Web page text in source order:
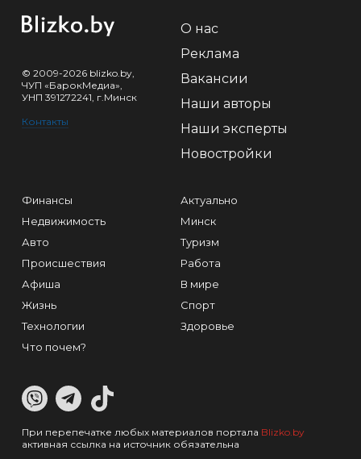
© 2009-2026 blizko.by,
ЧУП «БарокМедиа»,
УНП 391272241, г.Минск
Контакты
О нас
Реклама
Вакансии
Наши авторы
Наши эксперты
Новостройки
Финансы
Недвижимость
Авто
Происшествия
Афиша
Жизнь
Технологии
Что почем?
Актуально
Минск
Туризм
Работа
В мире
Спорт
Здоровье
При перепечатке любых материалов портала Blizko.by
активная ссылка на источник обязательна